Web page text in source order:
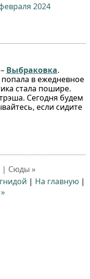
2024
Выбраковка.
в ежедневное
стала пошире.
Сегодня будем
если сидите
| Сюды »
| На главную|